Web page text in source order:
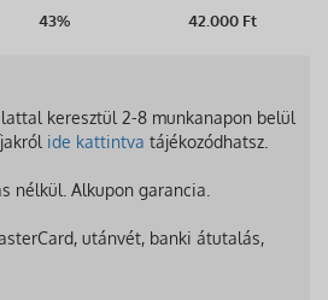
43% 42.000 Ft
keresztül 2-8 munkanapon belül
ide kattintva tájékozódhatsz.
nélkül. Alkupon garancia.
utánvét, banki átutalás,